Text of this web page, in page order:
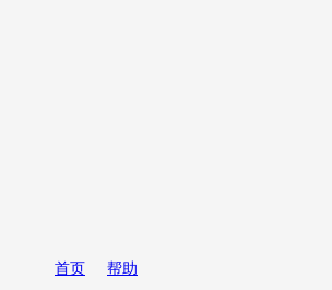
首页 帮助